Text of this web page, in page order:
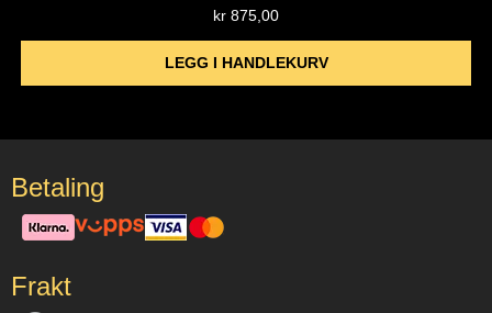
kr 875,00
LEGG I HANDLEKURV
Betaling
Frakt